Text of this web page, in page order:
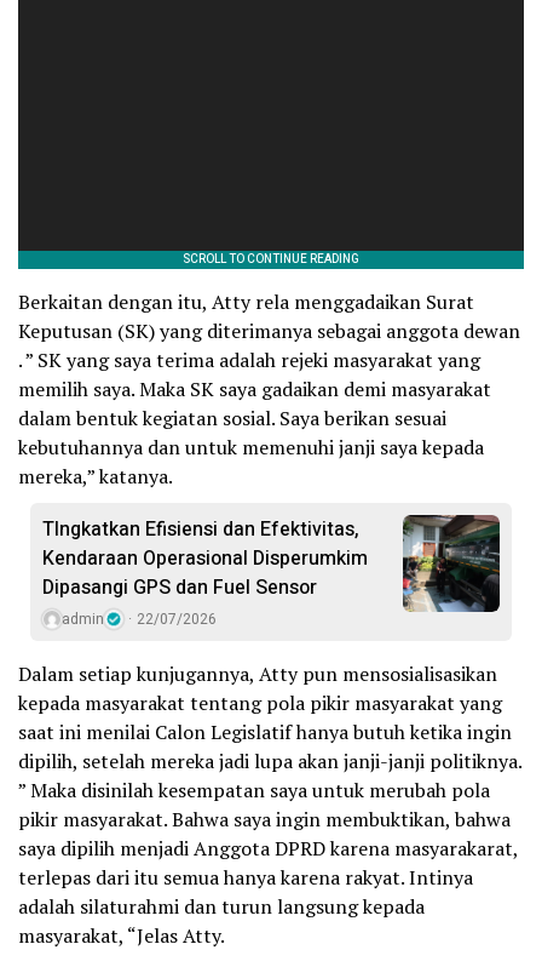
Berkaitan dengan itu, Atty rela menggadaikan Surat
Keputusan (SK) yang diterimanya sebagai anggota dewan
. ” SK yang saya terima adalah rejeki masyarakat yang
memilih saya. Maka SK saya gadaikan demi masyarakat
dalam bentuk kegiatan sosial. Saya berikan sesuai
kebutuhannya dan untuk memenuhi janji saya kepada
mereka,” katanya.
TIngkatkan Efisiensi dan Efektivitas,
Kendaraan Operasional Disperumkim
Dipasangi GPS dan Fuel Sensor
admin 22/07/2026
Dalam setiap kunjugannya, Atty pun mensosialisasikan
kepada masyarakat tentang pola pikir masyarakat yang
saat ini menilai Calon Legislatif hanya butuh ketika ingin
dipilih, setelah mereka jadi lupa akan janji-janji politiknya.
” Maka disinilah kesempatan saya untuk merubah pola
pikir masyarakat. Bahwa saya ingin membuktikan, bahwa
saya dipilih menjadi Anggota DPRD karena masyarakarat,
terlepas dari itu semua hanya karena rakyat. Intinya
adalah silaturahmi dan turun langsung kepada
masyarakat, “Jelas Atty.